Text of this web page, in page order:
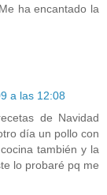
ha encantado la
a las 12:08
de Navidad
día un pollo con
también y la
lo probaré pq me